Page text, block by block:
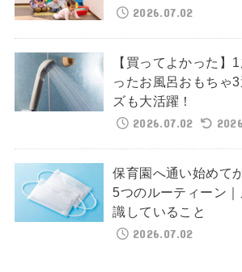
2026.07.02
【買ってよかった】
ったお風呂おもちゃ
ズも大活躍！
2026.07.02
保育園へ通い始めて
5つのルーティーン
識していること
2026.07.02